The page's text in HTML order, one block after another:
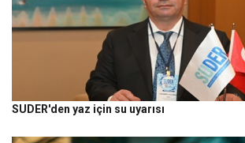
SUDER'den yaz için su uyarısı